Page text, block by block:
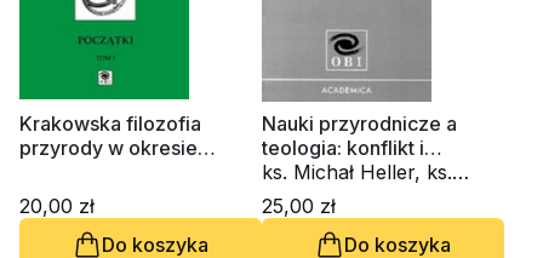
Krakowska filozofia
przyrody w okresie
20,00 zł
Do koszyka
Nauki przyrodnicze a
teologia: konflikt i
współistnienie
ks. Michał Heller, ks.
Janusz Mączka, Zbigniew
Liana, Włodzimierz
Skoczny
25,00 zł
Do koszyka